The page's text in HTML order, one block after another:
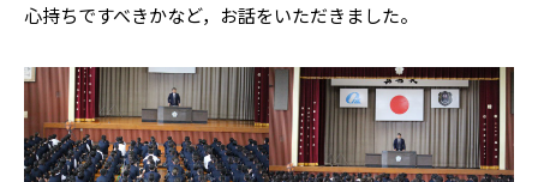
心持ちですべきかなど，お話をいただきました。